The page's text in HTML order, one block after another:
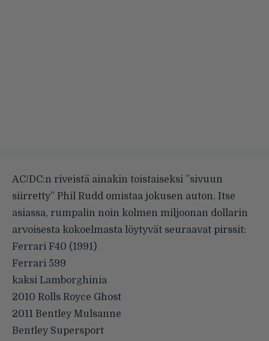
AC/DC:n riveistä ainakin toistaiseksi ”sivuun
siirretty” Phil Rudd omistaa jokusen auton. Itse
asiassa, rumpalin noin kolmen miljoonan dollarin
arvoisesta kokoelmasta löytyvät seuraavat pirssit:
Ferrari F40 (1991)
Ferrari 599
kaksi Lamborghinia
2010 Rolls Royce Ghost
2011 Bentley Mulsanne
Bentley Supersport